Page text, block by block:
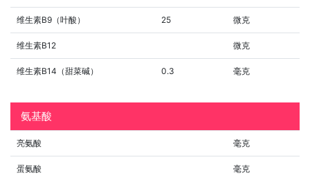
维生素B9（叶酸） 25 微克
维生素B12 微克
维生素B14（甜菜碱） 0.3 毫克
氨基酸
亮氨酸 毫克
蛋氨酸 毫克